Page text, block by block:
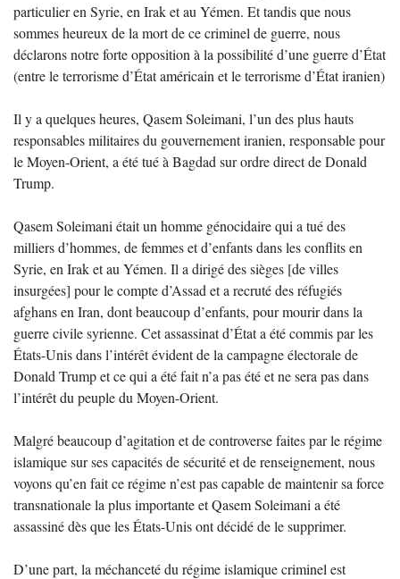
particulier en Syrie, en Irak et au Yémen. Et tandis que nous
sommes heureux de la mort de ce criminel de guerre, nous
déclarons notre forte opposition à la possibilité d’une guerre d’État
(entre le terrorisme d’État américain et le terrorisme d’État iranien)
Il y a quelques heures, Qasem Soleimani, l’un des plus hauts
responsables militaires du gouvernement iranien, responsable pour
le Moyen-Orient, a été tué à Bagdad sur ordre direct de Donald
Trump.
Qasem Soleimani était un homme génocidaire qui a tué des
milliers d’hommes, de femmes et d’enfants dans les conflits en
Syrie, en Irak et au Yémen. Il a dirigé des sièges [de villes
insurgées] pour le compte d’Assad et a recruté des réfugiés
afghans en Iran, dont beaucoup d’enfants, pour mourir dans la
guerre civile syrienne. Cet assassinat d’État a été commis par les
États-Unis dans l’intérêt évident de la campagne électorale de
Donald Trump et ce qui a été fait n’a pas été et ne sera pas dans
l’intérêt du peuple du Moyen-Orient.
Malgré beaucoup d’agitation et de controverse faites par le régime
islamique sur ses capacités de sécurité et de renseignement, nous
voyons qu’en fait ce régime n’est pas capable de maintenir sa force
transnationale la plus importante et Qasem Soleimani a été
assassiné dès que les États-Unis ont décidé de le supprimer.
D’une part, la méchanceté du régime islamique criminel est